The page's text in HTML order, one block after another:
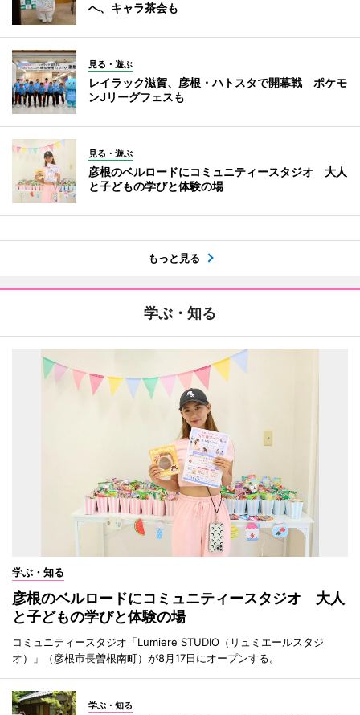
へ、キャラ茶会も
見る・遊ぶ
レイラック滋賀、彦根・ハトスタで開幕戦 ポケモ
ンJリーグフェスも
見る・遊ぶ
彦根のベルロードにコミュニティースタジオ 大人
と子どもの学びと体験の場
もっと見る
学ぶ・知る
学ぶ・知る
彦根のベルロードにコミュニティースタジオ 大人
と子どもの学びと体験の場
コミュニティースタジオ「Lumiere STUDIO（リュミエールスタジ
オ）」（彦根市長曽根南町）が8月17日にオープンする。
学ぶ・知る